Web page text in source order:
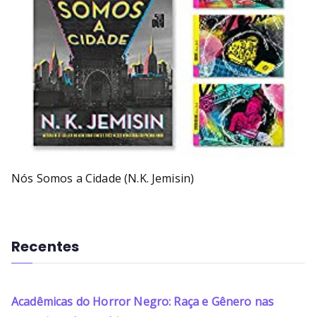
Nós Somos a Cidade (N.K. Jemisin)
Recentes
Acadêmicas do Horror Negro: Raça e Gênero nas